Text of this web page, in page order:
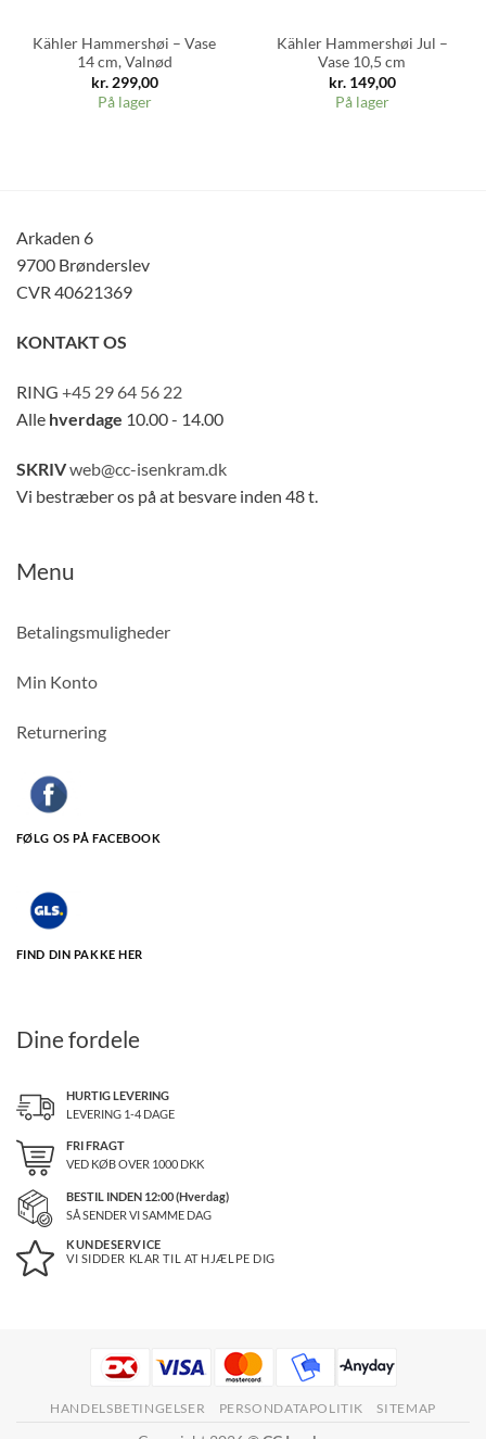
Kähler Hammershøi – Vase
14 cm, Valnød
kr.299,00
På lager
Kähler Hammershøi Jul –
Vase 10,5 cm
kr.149,00
På lager
Arkaden 6
9700 Brønderslev
CVR 40621369
KONTAKT OS
RING +45 29 64 56 22
Alle hverdage 10.00 - 14.00
SKRIVweb@cc-isenkram.dk
Vi bestræber os på at besvare inden 48 t.
Menu
Betalingsmuligheder
Min Konto
Returnering
FØLG OS PÅ FACEBOOK
FIND DIN PAKKE HER
Dine fordele
HURTIG LEVERING
LEVERING 1-4 DAGE
FRI FRAGT
VED KØB OVER 1000DKK
BESTIL INDEN 12:00 (Hverdag)
SÅ SENDER VI SAMME DAG
KUNDESERVICE
VI SIDDER KLAR TIL AT HJÆLPE DIG
HANDELSBETINGELSER PERSONDATAPOLITIK SITEMAP